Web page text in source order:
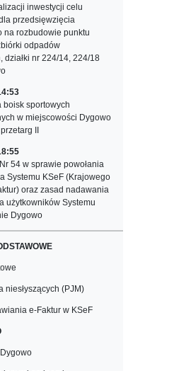
inwestycji celu
przedsięwzięcia
na rozbudowie punktu
odpadów
działki nr 224/14, 224/18
boisk sportowych
w miejscowości Dygowo
II
54 w sprawie powołania
Systemu KSeF (Krajowego
oraz zasad nadawania
użytkowników Systemu
Dygowo
niesłyszących (PJM)
e-Faktur w KSeF